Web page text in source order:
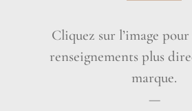
Cliquez sur l’image
renseignements plus
marque.
—